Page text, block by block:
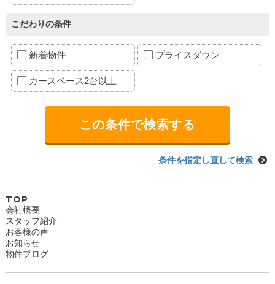
こだわりの条件
新着物件 プライスダウン
カースペース2台以上
条件を指定し直して検索
TOP
会社概要
スタッフ紹介
お客様の声
お知らせ
物件ブログ